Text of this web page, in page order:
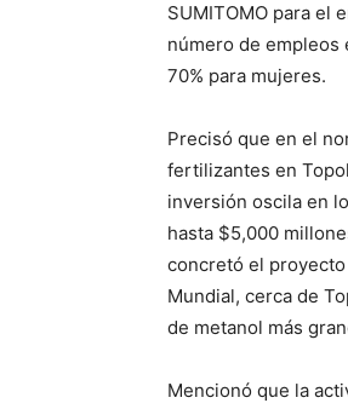
SUMITOMO para el
número de empleos
70% para mujeres.
Precisó que en el
fertilizantes en
inversión oscila en
hasta $5,000
concretó el
Mundial, cerca de
de metanol más
Mencionó que la